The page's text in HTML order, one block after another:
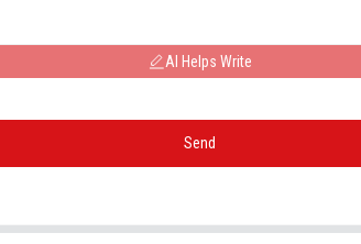
AI Helps Write
Send